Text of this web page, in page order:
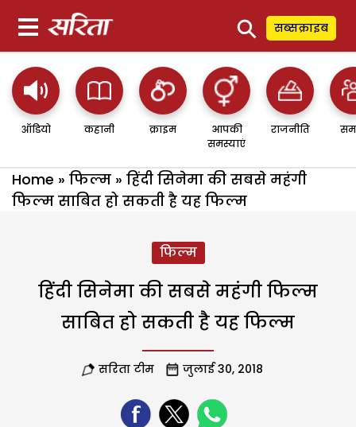
⚲ सब्सक्राइब
ऑडियो कहानी क्राइम
आपकी
समस्याएं
राजनीति
Home » फिल्म » हिंदी सिनेमा की सबसे महंगी
फिल्म साबित हो सकती है यह फिल्म
फिल्म
हिंदी सिनेमा की सबसे महंगी फिल्म
साबित हो सकती है यह फिल्म
सरिता टीम जुलाई 30, 2018